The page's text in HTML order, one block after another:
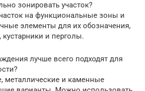
зонировать участок?
на функциональные зоны и
элементы для их обозначения,
и перголы.
лучше всего подходят для
металлические и каменные